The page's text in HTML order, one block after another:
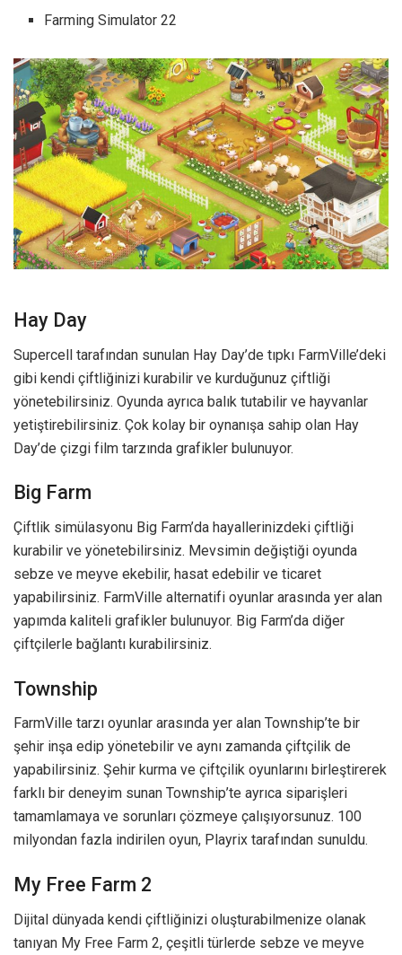
Farming Simulator 22
Hay Day
Supercell tarafından sunulan Hay Day’de tıpkı FarmVille’deki
gibi kendi çiftliğinizi kurabilir ve kurduğunuz çiftliği
yönetebilirsiniz. Oyunda ayrıca balık tutabilir ve hayvanlar
yetiştirebilirsiniz. Çok kolay bir oynanışa sahip olan Hay
Day’de çizgi film tarzında grafikler bulunuyor.
Big Farm
Çiftlik simülasyonu Big Farm’da hayallerinizdeki çiftliği
kurabilir ve yönetebilirsiniz. Mevsimin değiştiği oyunda
sebze ve meyve ekebilir, hasat edebilir ve ticaret
yapabilirsiniz. FarmVille alternatifi oyunlar arasında yer alan
yapımda kaliteli grafikler bulunuyor. Big Farm’da diğer
çiftçilerle bağlantı kurabilirsiniz.
Township
FarmVille tarzı oyunlar arasında yer alan Township’te bir
şehir inşa edip yönetebilir ve aynı zamanda çiftçilik de
yapabilirsiniz. Şehir kurma ve çiftçilik oyunlarını birleştirerek
farklı bir deneyim sunan Township’te ayrıca siparişleri
tamamlamaya ve sorunları çözmeye çalışıyorsunuz. 100
milyondan fazla indirilen oyun, Playrix tarafından sunuldu.
My Free Farm 2
Dijital dünyada kendi çiftliğinizi oluşturabilmenize olanak
tanıyan My Free Farm 2, çeşitli türlerde sebze ve meyve